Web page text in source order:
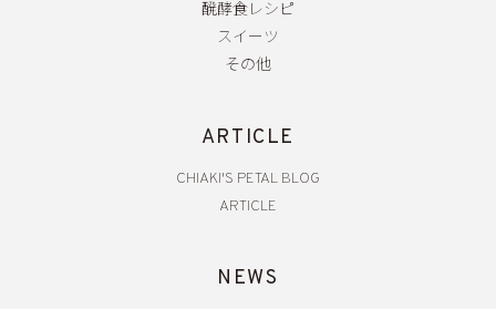
醗酵食レシピ
スイーツ
その他
ARTICLE
CHIAKI'S PETAL BLOG
ARTICLE
NEWS